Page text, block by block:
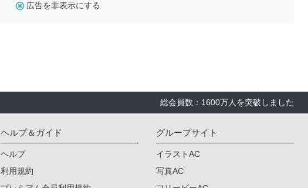
広告を非表示にする
総会員数：1600万人を突破しました
ヘルプ＆ガイド
ヘルプ
利用規約
グループサイト
イラストAC
写真AC